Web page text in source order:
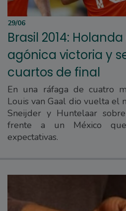
29/06
Brasil 2014:
agónica victoria y
cuartos de final
En una ráfaga de cuatro
Louis van Gaal dio vuelta el
Sneijder y Huntelaar
frente a un México
expectativas.